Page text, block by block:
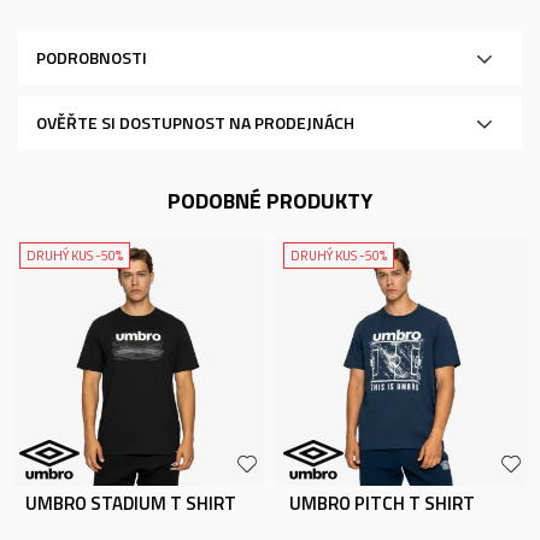
PODROBNOSTI
OVĚŘTE SI DOSTUPNOST NA PRODEJNÁCH
PODOBNÉ PRODUKTY
DRUHÝ KUS -50%
UMBRO STADIUM T SHIRT
DRUHÝ KUS -50%
UMBRO PITCH T SHIRT